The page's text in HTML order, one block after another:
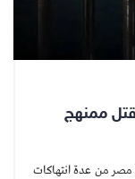
ممنهج
مصر من عدة انتهاكات